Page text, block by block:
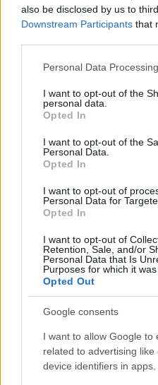
also be disclosed by us to
Downstream Participants that
Please note that this website/
not limited to your visit or
grant or deny consent to
use your data for below
consent section.
Personal Data
I want to opt-out of the
personal data.
Opted In
I want to opt-out of the
Personal Data.
Opted In
I want to opt-out of
Personal Data for
Opted In
I want to opt-out of
Retention, Sale, and/or
Personal Data that Is
Purposes for which it was
Opted Out
Google consents
I want to allow Google to
related to advertising
device identifiers in apps.
amiről aFighting The World
DeMaio. A koncertre
infók a zenekarhivatalos
A Livesound bemutatja:
MANOWAR – Kings Of
Helyszín:Papp László
Időpont:2027. január 23.
álló), 21.400-36.100 Ft
Jegyvásárlás.